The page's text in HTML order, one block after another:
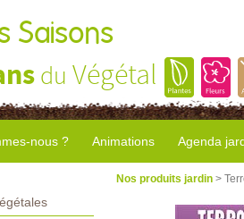
Saisons
du Végétal
nous ? Animations Agenda
Nos produits jardin >